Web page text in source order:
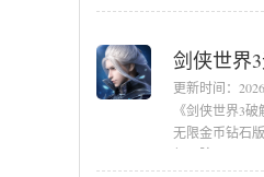
剑侠世界
更新时间：
《剑侠世界3
无限金币钻石
起冒险。